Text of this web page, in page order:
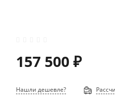
157 500 ₽
Нашли дешевле?